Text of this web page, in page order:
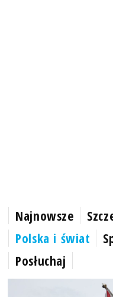
Najnowsze
Polska i świat
Posłuchaj